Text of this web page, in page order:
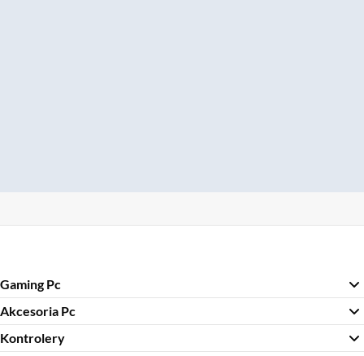
Gaming Pc
Akcesoria Pc
Kontrolery